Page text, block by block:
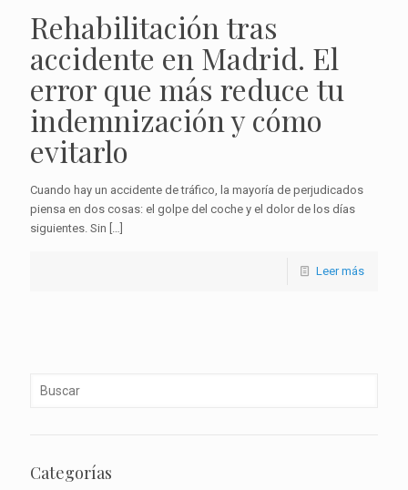
Rehabilitación tras
accidente en Madrid. El
error que más reduce tu
indemnización y cómo
evitarlo
Cuando hay un accidente de tráfico, la mayoría de perjudicados
piensa en dos cosas: el golpe del coche y el dolor de los días
siguientes. Sin
Leer más
Categorías